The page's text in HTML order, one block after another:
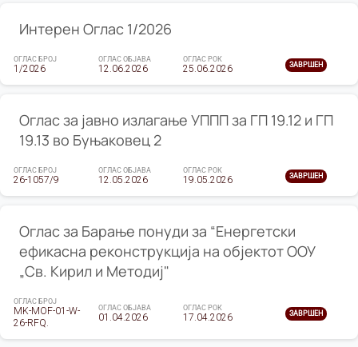
Интерен Оглас 1/2026
ОГЛАС БРОЈ
1/2026
ОГЛАС ОБЈАВА
12.06.2026
ОГЛАС РОК
25.06.2026 ЗАВРШЕН
Оглас за јавно излагање УППП за ГП 19.12 и ГП
19.13 во Буњаковец 2
ОГЛАС БРОЈ
26-1057/9
ОГЛАС ОБЈАВА
12.05.2026
ОГЛАС РОК
19.05.2026 ЗАВРШЕН
Оглас за Барање понуди за “Енергетски
ефикасна реконструкција на објектот ООУ
„Св. Кирил и Методиј"
ОГЛАС БРОЈ
MK-MOF-01-W-
26-RFQ.
ОГЛАС ОБЈАВА
01.04.2026
ОГЛАС РОК
17.04.2026 ЗАВРШЕН